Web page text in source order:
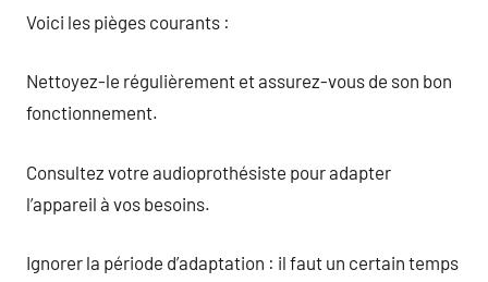
Voici les pièges courants :
Nettoyez-le régulièrement et assurez-vous de son bon
fonctionnement.
Consultez votre audioprothésiste pour adapter
l’appareil à vos besoins.
Ignorer la période d’adaptation : il faut un certain temps